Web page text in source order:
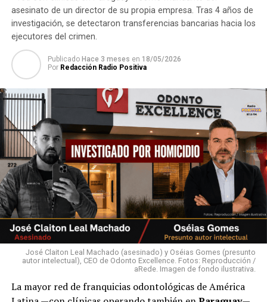
Trump firma decreto que reconoce soberanía de Israel
en los Altos del Golán
asesinato de un director de su propia empresa. Tras 4 años de
investigación, se detectaron transferencias bancarias hacia los
ejecutores del crimen.
Publicado Hace 3 meses en 18/05/2026
Por Redacción Radio Positiva
José Claiton Leal Machado (asesinado) y Oséias Gomes (presunto
autor intelectual), CEO de Odonto Excellence. Fotos: Reproducción /
aRede. Imagen de fondo ilustrativa.
La mayor red de franquicias odontológicas de América